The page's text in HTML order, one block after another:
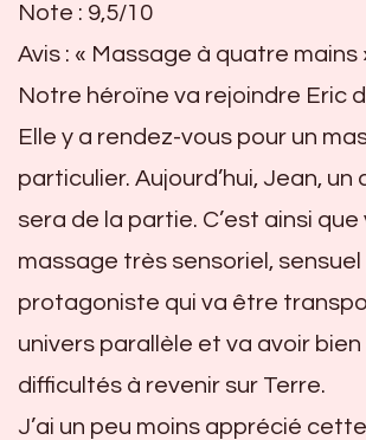
Note : 9,5/10
Avis : « Massage à quatre mains
Notre héroïne va rejoindre Eric
Elle y a rendez-vous pour un
particulier. Aujourd’hui, Jean, un
sera de la partie. C’est ainsi
massage très sensoriel,
protagoniste qui va être
univers parallèle et va avoir bien
difficultés à revenir sur Terre.
J’ai un peu moins apprécié